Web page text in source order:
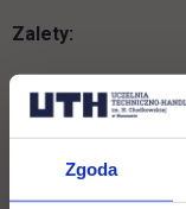
Zgoda
Zalety:
wygodny format
elastyczność w